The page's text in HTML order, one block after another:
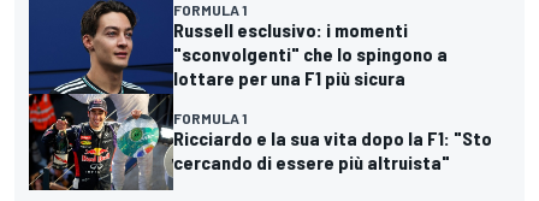
FORMULA 1
Russell esclusivo: i momenti
"sconvolgenti" che lo spingono a
lottare per una F1 più sicura
FORMULA 1
Ricciardo e la sua vita dopo la F1: "Sto
cercando di essere più altruista"